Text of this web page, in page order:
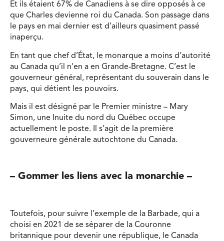
Et ils étaient 67% de Canadiens à se dire opposés à ce
que Charles devienne roi du Canada. Son passage dans
le pays en mai dernier est d’ailleurs quasiment passé
inaperçu.
En tant que chef d’État, le monarque a moins d’autorité
au Canada qu’il n’en a en Grande-Bretagne. C’est le
gouverneur général, représentant du souverain dans le
pays, qui détient les pouvoirs.
Mais il est désigné par le Premier ministre – Mary
Simon, une Inuite du nord du Québec occupe
actuellement le poste. Il s’agit de la première
gouverneure générale autochtone du Canada.
– Gommer les liens avec la monarchie –
Toutefois, pour suivre l’exemple de la Barbade, qui a
choisi en 2021 de se séparer de la Couronne
britannique pour devenir une république, le Canada